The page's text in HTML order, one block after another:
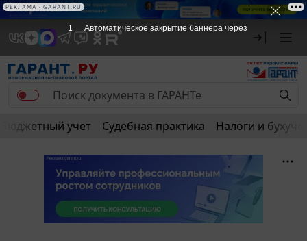
РЕКЛАМА
Бюджетный учет Судебная практика Налоги и
1 Автоматическое закрытие баннера через
РЕКЛАМА • GARANT.RU